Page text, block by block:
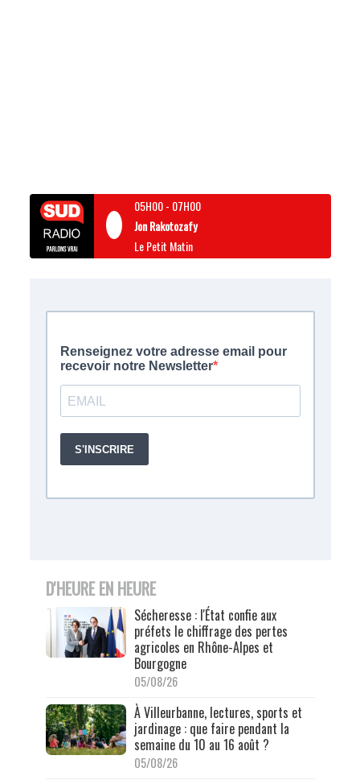
05H00- 07H00
Jon Rakotozafy
Le Petit Matin
D'HEURE EN HEURE
Sécheresse : l'État confie aux
préfets le chiffrage des pertes
agricoles en Rhône-Alpes et
Bourgogne
05/08/26
À Villeurbanne, lectures, sports et
jardinage : que faire pendant la
semaine du 10 au 16 août ?
05/08/26